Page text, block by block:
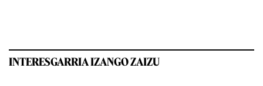
INTERESGARRIA IZANGO ZAIZU